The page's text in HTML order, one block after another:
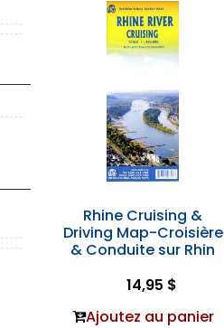
Rhine Cruising &
Driving Map-Croisière
& Conduite sur Rhin
14,95 $
Ajoutez au panier